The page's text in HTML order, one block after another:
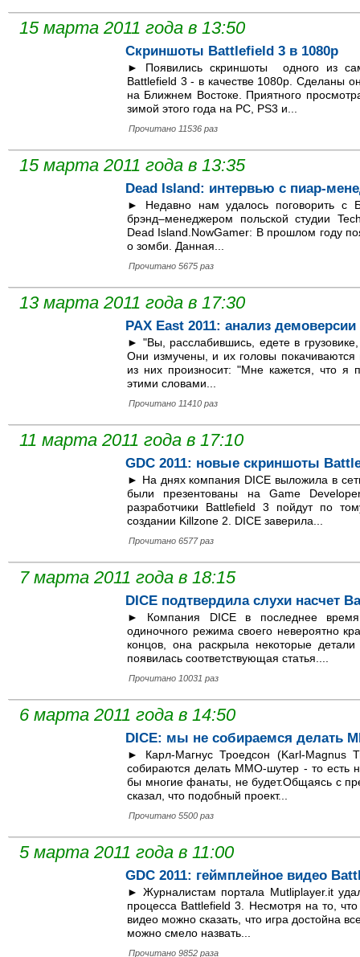
15 марта 2011 года в 13:50
Скриншоты Battlefield 3 в 1080p
► Появились скриншоты одного из
Battlefield 3 - в качестве 1080p. Сделаны
на Ближнем Востоке. Приятного
зимой этого года на PC, PS3 и...
Прочитано 11536 раз
15 марта 2011 года в 13:35
Dead Island: интервью с пиар-
► Недавно нам удалось поговорить с
брэнд–менеджером польской студии
Dead Island.NowGamer: В прошлом году
о зомби. Данная...
Прочитано 5675 раз
13 марта 2011 года в 17:30
PAX East 2011: анализ
► "Вы, расслабившись, едете в
Они измучены, и их головы покачиваются
из них произносит: "Мне кажется, что я
этими словами...
Прочитано 11410 раз
11 марта 2011 года в 17:10
GDC 2011: новые скриншоты
► На днях компания DICE выложила в
были презентованы на Game
разработчики Battlefield 3 пойдут по
создании Killzone 2. DICE заверила...
Прочитано 6577 раз
7 марта 2011 года в 18:15
DICE подтвердила слухи насчет
► Компания DICE в последнее время
одиночного режима своего невероятно
концов, она раскрыла некоторые
появилась соответствующая статья....
Прочитано 10031 раз
6 марта 2011 года в 14:50
DICE: мы не собираемся делать
► Карл-Магнус Троедсон (Karl-Magnus
собираются делать MMO-шутер - то есть
бы многие фанаты, не будет.Общаясь с
сказал, что подобный проект...
Прочитано 5500 раз
5 марта 2011 года в 11:00
GDC 2011: геймплейное видео
► Журналистам портала Mutliplayer.it
процесса Battlefield 3. Несмотря на то,
видео можно сказать, что игра достойна
можно смело назвать...
Прочитано 9852 раза